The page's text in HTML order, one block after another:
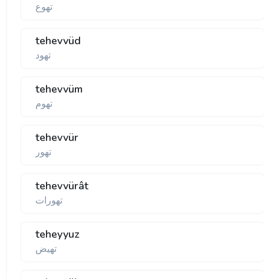
تهوع
tehevvüd
تهود
tehevvüm
تهوم
tehevvür
تهور
tehevvürât
تهورات
teheyyuz
تهيض